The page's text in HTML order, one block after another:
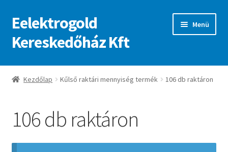
Ugrás
a
navigációhoz
Kilépés
a
tartalomba
Eelektrogold
Kereskedőház Kft
Menü
Kezdőlap
Adatvédelmi irányelvek
ajanlatkeres
Kezdőlap Kűlső raktári mennyiség termék 106 db raktáron
106 db raktáron